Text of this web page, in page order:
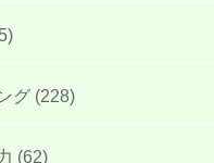
グ (228)
(62)